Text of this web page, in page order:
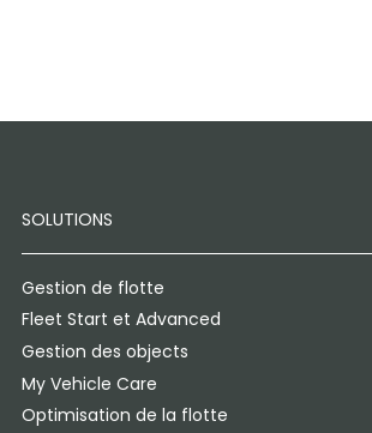
SOLUTIONS
Gestion de flotte
Fleet Start et Advanced
Gestion des objects
My Vehicle Care
Optimisation de la flotte